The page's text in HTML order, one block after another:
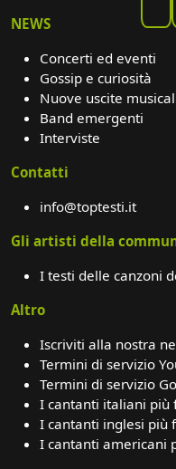
NEWS
Concerti ed eventi
Gossip e curiosità
Nuove uscite
Band emergenti
Interviste
Contatti
info@toptesti.it
Gli artisti della
I testi delle canzoni
Altro
Iscriviti alla nostra
Termini di servizio
Termini di servizio
I cantanti italiani più
I cantanti inglesi più
I cantanti americani